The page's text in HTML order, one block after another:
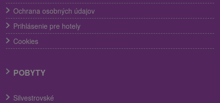
Ochrana osobných údajov
Prihlásenie pre hotely
Cookies
POBYTY
Silvestrovské